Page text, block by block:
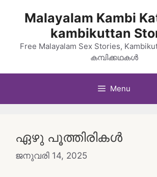
Malayalam Kambi
kambikuttan
Free Malayalam Sex Stories,
കമ്പിക്കഥകൾ
Menu
ഏഴു പൂത്തിരികൾ
ജനുവരി 14, 2025